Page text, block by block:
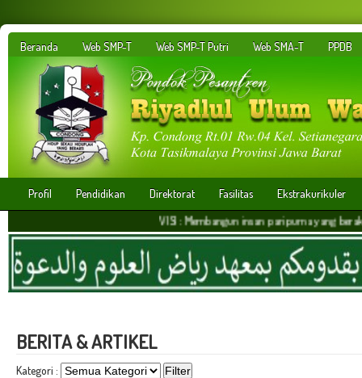
Beranda Web SMP-T Web SMP-T Putri Web SMA-T PPDB
Profil Pendidikan Direktorat Fasilitas
Ekstrakurikuler
VISI : Membangun insan paripurna yang berakhlakul
BERITA & ARTIKEL
Kategori :